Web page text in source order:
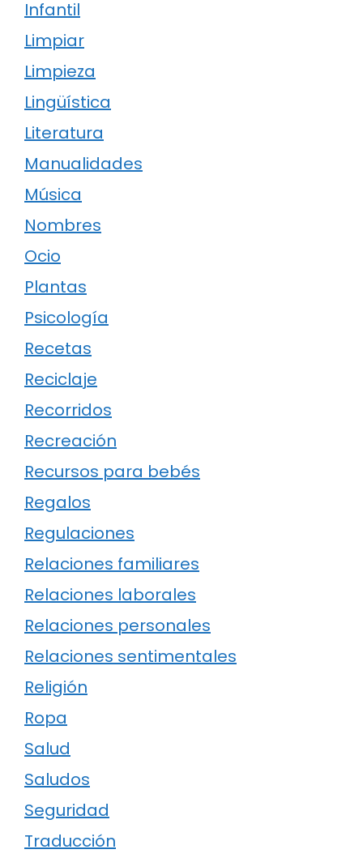
Infantil
Limpiar
Limpieza
Lingüística
Literatura
Manualidades
Música
Nombres
Ocio
Plantas
Psicología
Recetas
Reciclaje
Recorridos
Recreación
Recursos para bebés
Regalos
Regulaciones
Relaciones familiares
Relaciones laborales
Relaciones personales
Relaciones sentimentales
Religión
Ropa
Salud
Saludos
Seguridad
Traducción